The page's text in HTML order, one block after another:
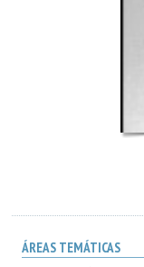
ÁREAS TEMÁTICAS